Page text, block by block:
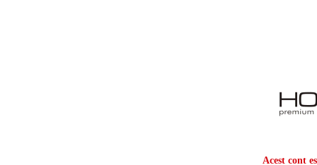
Acest cont